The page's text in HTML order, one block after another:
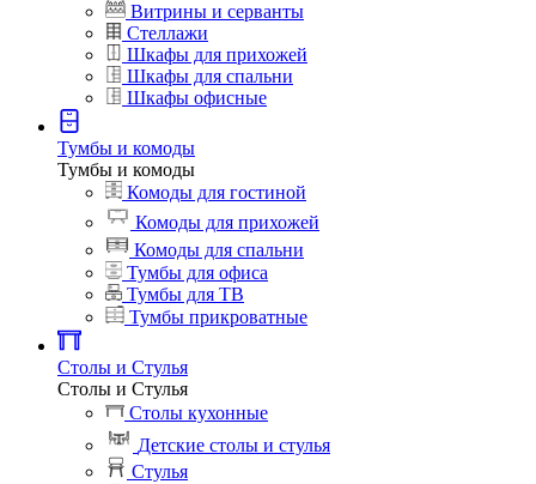
Витрины и серванты
Стеллажи
Шкафы для прихожей
Шкафы для спальни
Шкафы офисные
Тумбы и комоды
Тумбы и комоды
Комоды для гостиной
Комоды для прихожей
Комоды для спальни
Тумбы для офиса
Тумбы для ТВ
Тумбы прикроватные
Столы и Стулья
Столы и Стулья
Столы кухонные
Детские столы и стулья
Стулья